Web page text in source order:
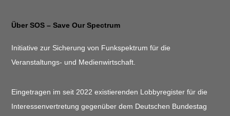
Über SOS – Save Our Spectrum
Initiative zur Sicherung von Funkspektrum für die
Veranstaltungs- und Medienwirtschaft.
Eingetragen im seit 2022 existierenden Lobbyregister für die
Interessenvertretung gegenüber dem Deutschen Bundestag